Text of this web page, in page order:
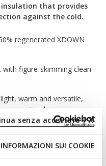
INFORMAZIONI SUI COOKIE
senza accettare | X
that provides
against the cold.
regenerated XDOWN
figure-skimming clean
warm and versatile,
in urban
seeking functionality